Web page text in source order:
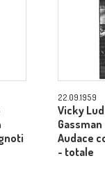
22.09.1959
Vicky
Audace
- totale